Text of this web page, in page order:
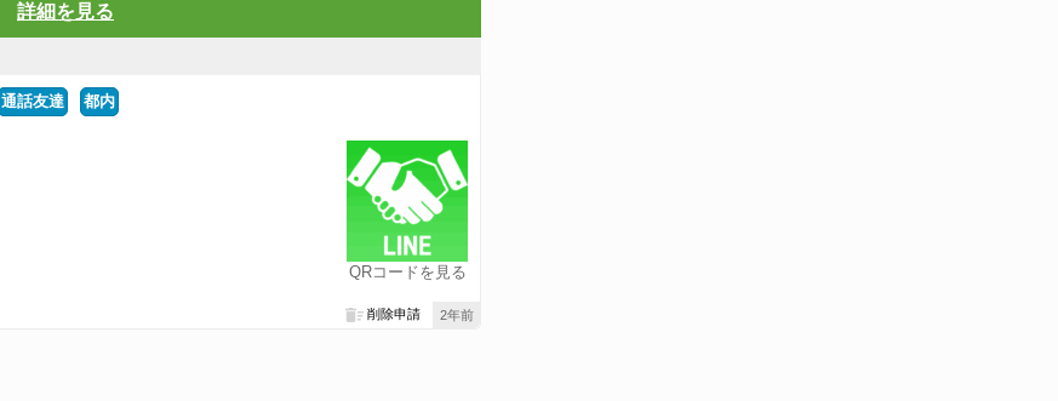
詳細を見る
通話友達 都内
QRコードを見る
2年前
削除申請